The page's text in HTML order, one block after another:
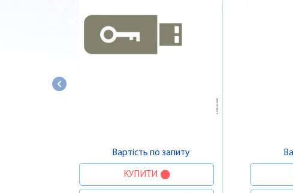
Вартість по запиту
КУПИТИ